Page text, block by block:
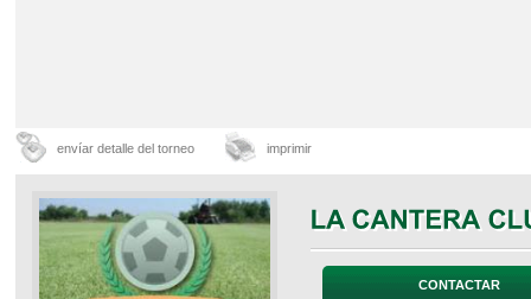
envíar detalle del torneo imprimir
CONTACTAR